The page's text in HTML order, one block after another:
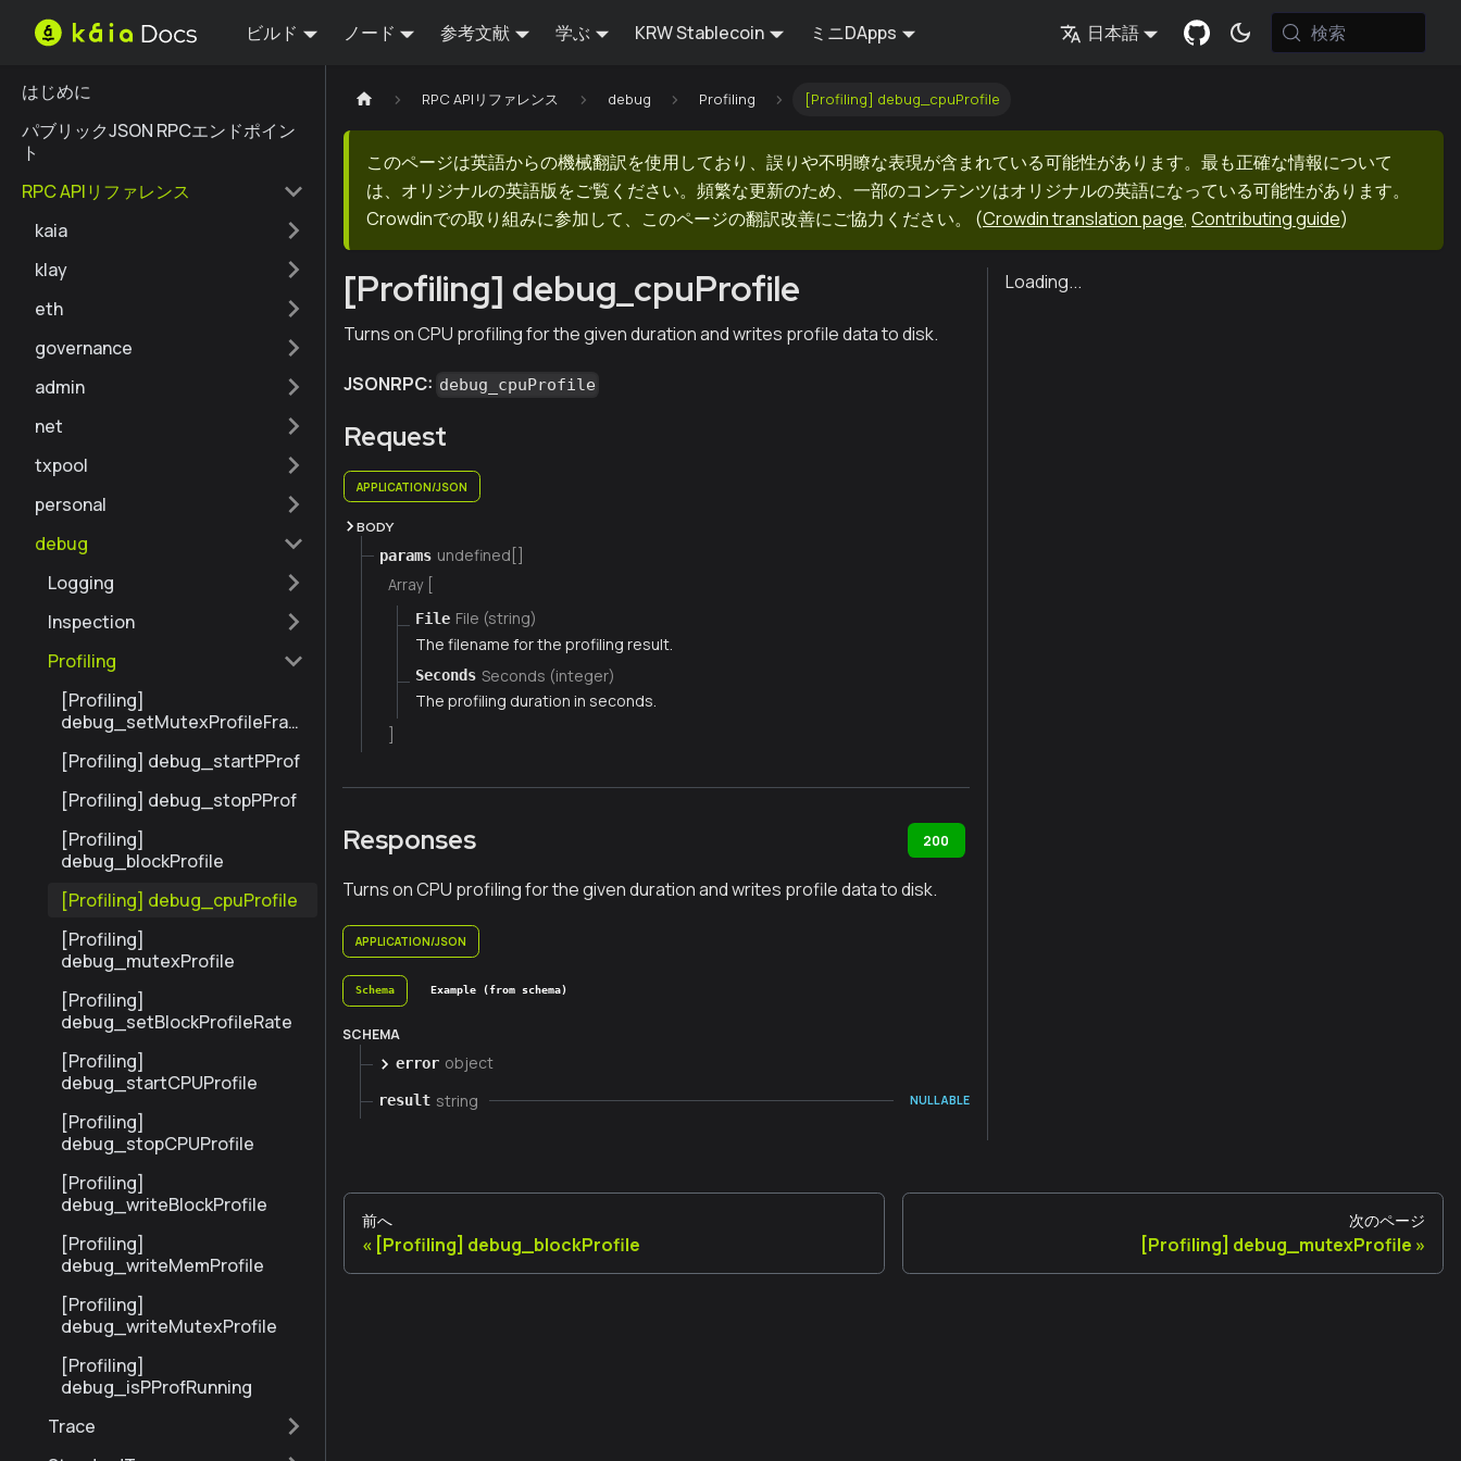
ビルド ノード 参考文献 学ぶ KRW Stablecoin ミニDApps 日本語 検索
はじめに
パブリックJSON RPCエンドポイン
ト
RPC APIリファレンス
kaia
klay
eth
governance
admin
net
txpool
personal
debug
Logging
Inspection
Profiling
[Profiling]
debug_setMutexProfileFrac
[Profiling] debug_startPProf
[Profiling] debug_stopPProf
[Profiling]
debug_blockProfile
[Profiling] debug_cpuProfile
[Profiling]
debug_mutexProfile
[Profiling]
debug_setBlockProfileRate
[Profiling]
debug_startCPUProfile
[Profiling]
debug_stopCPUProfile
[Profiling]
debug_writeBlockProfile
[Profiling]
debug_writeMemProfile
[Profiling]
debug_writeMutexProfile
[Profiling]
debug_isPProfRunning
Trace
RPC APIリファレンス debug Profiling [Profiling] debug_cpuProfile
このページは英語からの機械翻訳を使用しており、誤りや不明瞭な表現が含まれている可能性があります。最も正確な情報について
は、オリジナルの英語版をご覧ください。頻繁な更新のため、一部のコンテンツはオリジナルの英語になっている可能性があります。
Crowdinでの取り組みに参加して、このページの翻訳改善にご協力ください。
(Crowdin translation page, Contributing guide)
[Profiling] debug_cpuProfile
Turns on CPU profiling for the given duration and writes profile data to disk.
JSONRPC: debug_cpuProfile
Request
APPLICATION/JSON
BODY
params undefined[]
Array [
File File (string)
The filename for the profiling result.
Seconds Seconds (integer)
The profiling duration in seconds.
Responses 200
Turns on CPU profiling for the given duration and writes profile data to disk.
APPLICATION/JSON
Schema Example (from schema)
SCHEMA
error object
result string NULLABLE
Loading...
前へ
[Profiling] debug_blockProfile
次のページ
[Profiling] debug_mutexProfile